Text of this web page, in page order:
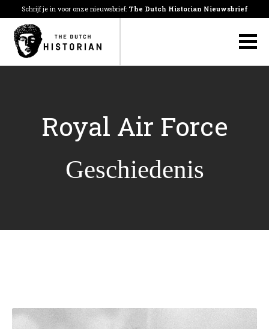
Schrijf je in voor onze nieuwsbrief: The Dutch Historian Nieuwsbrief
Royal Air Force
Geschiedenis